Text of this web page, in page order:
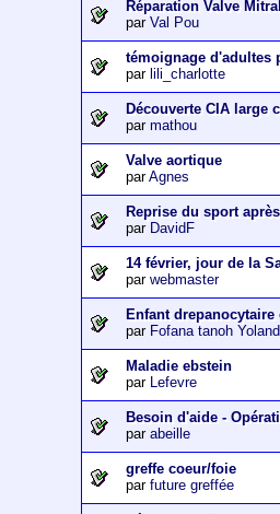
Réparation Valve
parVal Pou
témoignage d'adultes
par lili_charlotte
Découverte CIA large
parmathou
Valve aortique
parAgnes
Reprise du sport
par DavidF
14 février, jour de la
parwebmaster
Enfant
par Fofana tanoh
Maladie ebstein
par Lefevre
Besoin d'aide -
parabeille
greffe coeur/foie
parfuture greffée